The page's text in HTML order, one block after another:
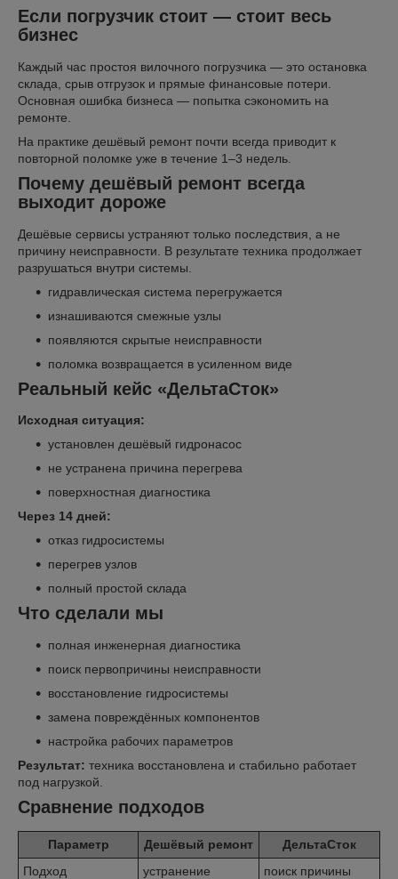
Если погрузчик стоит — стоит весь
бизнес
Каждый час простоя вилочного погрузчика — это остановка
склада, срыв отгрузок и прямые финансовые потери.
Основная ошибка бизнеса — попытка сэкономить на
ремонте.
На практике дешёвый ремонт почти всегда приводит к
повторной поломке уже в течение 1–3 недель.
Почему дешёвый ремонт всегда
выходит дороже
Дешёвые сервисы устраняют только последствия, а не
причину неисправности. В результате техника продолжает
разрушаться внутри системы.
гидравлическая система перегружается
изнашиваются смежные узлы
появляются скрытые неисправности
поломка возвращается в усиленном виде
Реальный кейс «ДельтаСток»
Исходная ситуация:
установлен дешёвый гидронасос
не устранена причина перегрева
поверхностная диагностика
Через 14 дней:
отказ гидросистемы
перегрев узлов
полный простой склада
Что сделали мы
полная инженерная диагностика
поиск первопричины неисправности
восстановление гидросистемы
замена повреждённых компонентов
настройка рабочих параметров
Результат: техника восстановлена и стабильно работает
под нагрузкой.
Сравнение подходов
Параметр Дешёвый ремонт
ДельтаСток
Подход
устранение
поиск причины